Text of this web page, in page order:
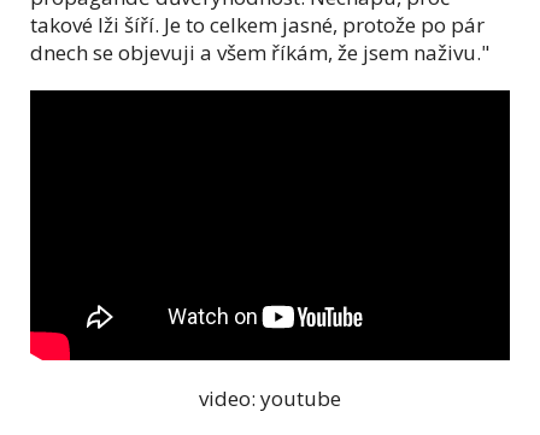
takové lži šíří. Je to celkem jasné, protože po pár
dnech se objevuji a všem říkám, že jsem naživu."
video: youtube